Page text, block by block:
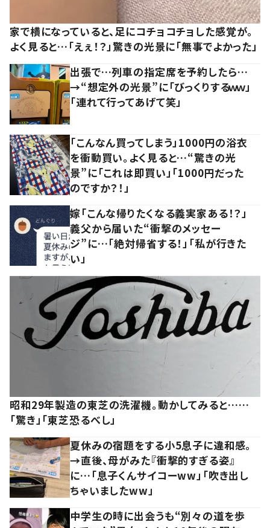
家で横になっていると、足にコチョコチョした感覚が。
よく見ると…「えぇ！？」驚きの光景に「無事でよかった」
出張で…列車の指定席を予約したら…
→“想定外の光景”に「びっくりするｗｗ」
「連れて行ってあげて笑」
「こんなん買ってしまう」1000円の浴衣
を衝動買い。よく見ると…“驚きの光
景”に「これは即買い」「1000円だった
のですか？！」
嫁「こんな帰りたくなる義実家ある！？」
義父から届いた“衝撃のメッセー
ジ”に…「絶対帰省する！」「私が行きた
い」
昭和29年製造の東芝の洗濯機。動かしてみると……
「驚き」「東芝恐るべし」
夏休みの宿題をする小5息子に違和感。
→直後、母がみた『衝撃的すぎる姿』
に…「息子くんサイコーww」「吹き出し
ちゃいましたww」
中学生の時に出会うも“別々の道を歩